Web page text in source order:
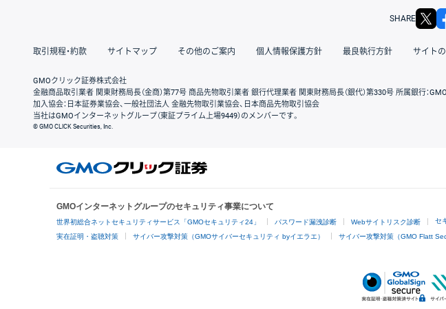
SHARE
取引規程・約款 サイトマップ その他のご案内 個人情報保護方針 最良執行方針 サイト
GMOクリック証券株式会社
金融商品取引業者 関東財務局長（金商）第77号 商品先物取引業者 銀行代理業者 関東財務局長（銀代）第330号 所属銀行：
加入協会：日本証券業協会、一般社団法人 金融先物取引業協会、日本商品先物取引協会
当社はGMOインターネットグループ（東証プライム上場9449）のメンバーです。
© GMO CLICK Securities, Inc.
GMOインターネットグループのセキュリティ事業について
世界初総合ネットセキュリティサービス「GMOセキュリティ24」 パスワード漏洩診断 Webサイトリスク診断 セ
実在証明・盗聴対策 サイバー攻撃対策（GMOサイバーセキュリティ byイエラエ） サイバー攻撃対策（GMO Flatt